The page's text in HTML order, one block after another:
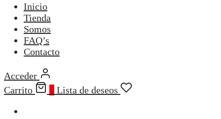
Inicio
Tienda
Somos
FAQ’s
Contacto
Acceder
Carrito
Lista de deseos